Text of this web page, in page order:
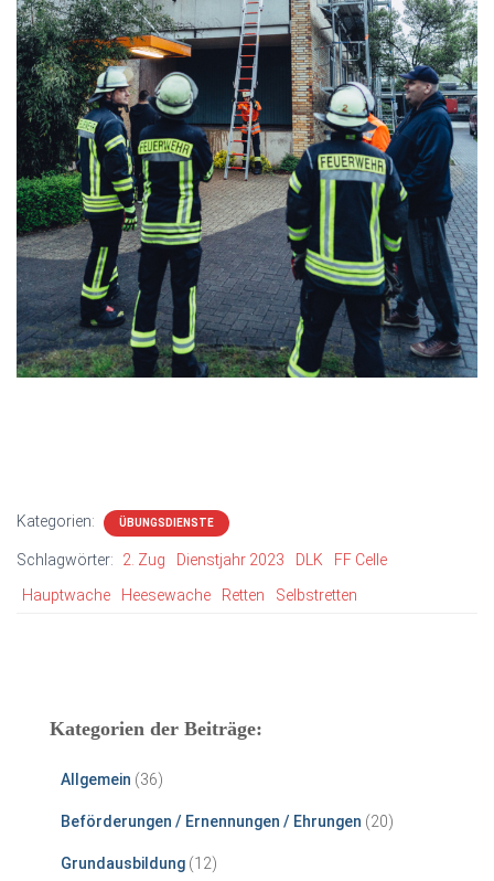
Kategorien: ÜBUNGSDIENSTE
Schlagwörter: 2. Zug Dienstjahr 2023 DLK
FF Celle
Hauptwache
Heesewache Retten Selbstretten
Kategorien der Beiträge:
Allgemein (36)
Beförderungen / Ernennungen / Ehrungen (20)
Grundausbildung (12)